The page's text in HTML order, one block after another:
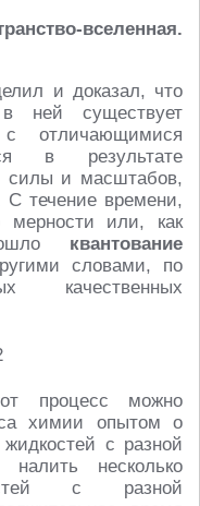
вселенная.
и доказал, что
ней существует
отличающимися
в результате
силы и масштабов,
С течение времени,
мерности или, как
квантование
словами, по
качественных
процесс можно
химии опытом о
с разной
несколько
с разной